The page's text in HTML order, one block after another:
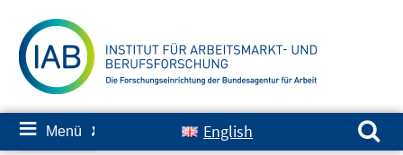
zum
Inhalt
≡ Menü ✘ English
Suchen nach: